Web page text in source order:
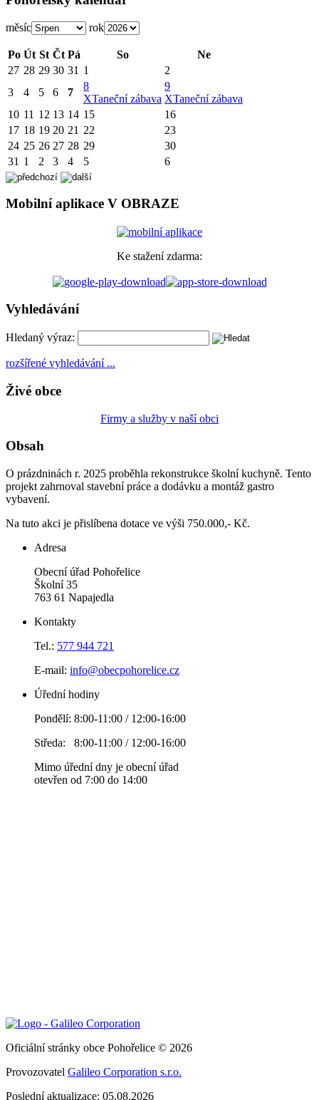
měsíc rok
Po Út St Čt Pá So
Ne
27 28 29 30 31 1
2
3
4 5 6 7
8
XTaneční zábava
9
XTaneční zábava
10 11 12 13 14 15
16
17 18 19 20 21 22
23
24 25 26 27 28 29
30
31 1 2 3 4 5 6
Mobilní aplikace V OBRAZE
Ke stažení zdarma:
Vyhledávání
Hledaný výraz:
rozšířené vyhledávání ...
Živé obce
Firmy a služby v naší obci
Obsah
O prázdninách r. 2025 proběhla rekonstrukce školní kuchyně. Tento
projekt zahrnoval stavební práce a dodávku a montáž gastro
vybavení.
Na tuto akci je přislíbena dotace ve výši 750.000,- Kč.
Adresa
Obecní úřad Pohořelice
Školní 35
763 61 Napajedla
Kontakty
Tel.: 577 944 721
E-mail: info@obecpohorelice.cz
Úřední hodiny
Pondělí: 8:00-11:00 / 12:00-16:00
Středa: 8:00-11:00 / 12:00-16:00
Mimo úřední dny je obecní úřad
otevřen od 7:00 do 14:00
Oficiální stránky obce Pohořelice © 2026
Provozovatel Galileo Corporation s.r.o.
Poslední aktualizace: 05.08.2026